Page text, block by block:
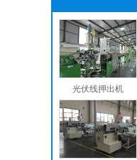
光伏线押出机